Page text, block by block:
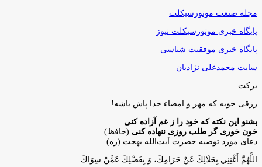
مجله صنعت موتورسیکلت
پایگاه خبری موتورسیکلت نیوز
پایگاه خبری موفقیت شناسی
سایت محمدعلی نژادیان
برکت
رزقی خوبه كه مهر و امضاء خدا پاش باشه!
بشنو این نکته که خود را ز غم آزاده کنی
خون خوری گر طلب روزی ننهاده کنی (حافظ)
دعای مورد توصیه حضرت آیت‌الله بهجت (ره)
اللَّهُمَّ أَغْنِنِي بِحَلَالِكَ عَنْ حَرَامِكَ، وَ بِفَضْلِكَ عَمَّنْ سِوَاكَ‏.